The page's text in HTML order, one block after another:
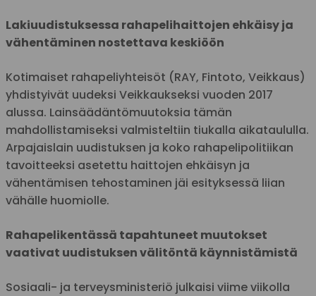
Lakiuudistuksessa rahapelihaittojen ehkäisy ja
vähentäminen nostettava keskiöön
Kotimaiset rahapeliyhteisöt (RAY, Fintoto, Veikkaus)
yhdistyivät uudeksi Veikkaukseksi vuoden 2017
alussa. Lainsäädäntömuutoksia tämän
mahdollistamiseksi valmisteltiin tiukalla aikataululla.
Arpajaislain uudistuksen ja koko rahapelipolitiikan
tavoitteeksi asetettu haittojen ehkäisyn ja
vähentämisen tehostaminen jäi esityksessä liian
vähälle huomiolle.
Rahapelikentässä tapahtuneet muutokset
vaativat uudistuksen välitöntä käynnistämistä
Sosiaali- ja terveysministeriö julkaisi viime viikolla